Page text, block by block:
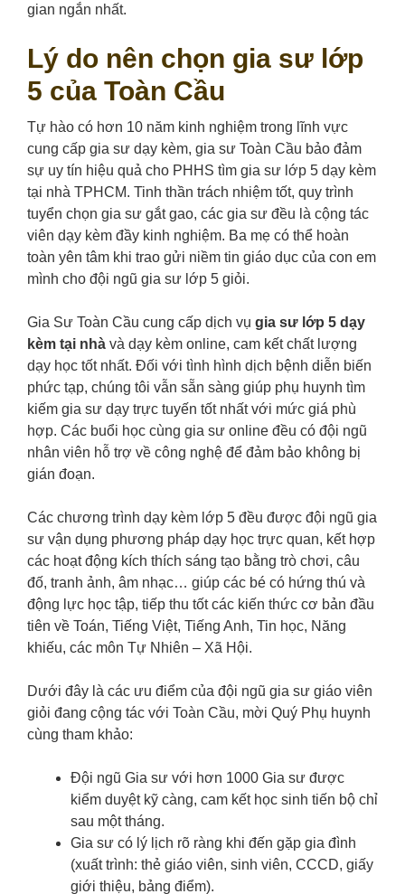
gian ngắn nhất.
Lý do nên chọn gia sư lớp
5 của Toàn Cầu
Tự hào có hơn 10 năm kinh nghiệm trong lĩnh vực
cung cấp gia sư dạy kèm, gia sư Toàn Cầu bảo đảm
sự uy tín hiệu quả cho PHHS tìm gia sư lớp 5 dạy kèm
tại nhà TPHCM. Tinh thần trách nhiệm tốt, quy trình
tuyển chọn gia sư gắt gao, các gia sư đều là cộng tác
viên dạy kèm đầy kinh nghiệm. Ba mẹ có thể hoàn
toàn yên tâm khi trao gửi niềm tin giáo dục của con em
mình cho đội ngũ gia sư lớp 5 giỏi.
Gia Sư Toàn Cầu cung cấp dịch vụ gia sư lớp 5 dạy
kèm tại nhà và dạy kèm online, cam kết chất lượng
dạy học tốt nhất. Đối với tình hình dịch bệnh diễn biến
phức tạp, chúng tôi vẫn sẵn sàng giúp phụ huynh tìm
kiếm gia sư dạy trực tuyến tốt nhất với mức giá phù
hợp. Các buổi học cùng gia sư online đều có đội ngũ
nhân viên hỗ trợ về công nghệ để đảm bảo không bị
gián đoạn.
Các chương trình dạy kèm lớp 5 đều được đội ngũ gia
sư vận dụng phương pháp dạy học trực quan, kết hợp
các hoạt động kích thích sáng tạo bằng trò chơi, câu
đố, tranh ảnh, âm nhạc… giúp các bé có hứng thú và
động lực học tập, tiếp thu tốt các kiến thức cơ bản đầu
tiên về Toán, Tiếng Việt, Tiếng Anh, Tin học, Năng
khiếu, các môn Tự Nhiên – Xã Hội.
Dưới đây là các ưu điểm của đội ngũ gia sư giáo viên
giỏi đang cộng tác với Toàn Cầu, mời Quý Phụ huynh
cùng tham khảo:
Đội ngũ Gia sư với hơn 1000 Gia sư được
kiểm duyệt kỹ càng, cam kết học sinh tiến bộ chỉ
sau một tháng.
Gia sư có lý lịch rõ ràng khi đến gặp gia đình
(xuất trình: thẻ giáo viên, sinh viên, CCCD, giấy
giới thiệu, bảng điểm).